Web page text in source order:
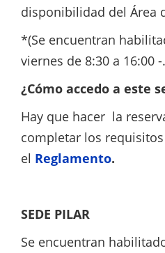
disponibilidad del Área
*(Se encuentran
viernes de 8:30 a 16:00 -
¿Cómo accedo a este
Hay que hacer la
completar los
el Reglamento.
SEDE PILAR
Se encuentran